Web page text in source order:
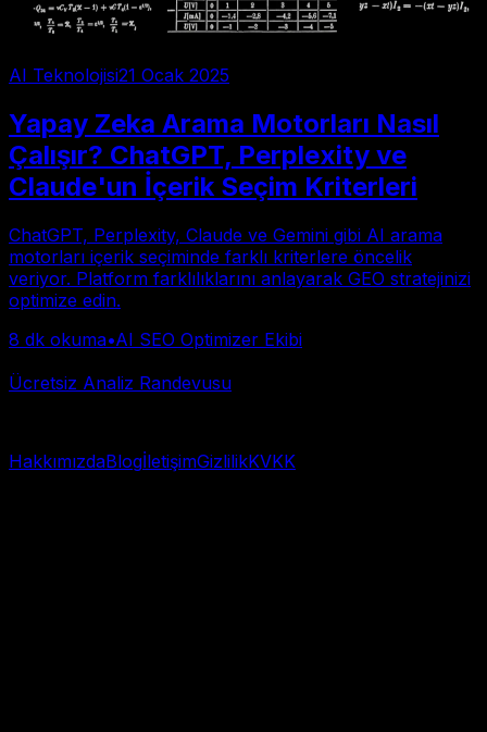
AI Teknolojisi21 Ocak 2025
Yapay Zeka Arama Motorları Nasıl
Çalışır? ChatGPT, Perplexity ve
Claude'un İçerik Seçim Kriterleri
ChatGPT, Perplexity, Claude ve Gemini gibi AI arama
motorları içerik seçiminde farklı kriterlere öncelik
veriyor. Platform farklılıklarını anlayarak GEO stratejinizi
optimize edin.
8 dk okuma•AI SEO Optimizer Ekibi
Ücretsiz Analiz Randevusu
HakkımızdaBlogİletişimGizlilikKVKK